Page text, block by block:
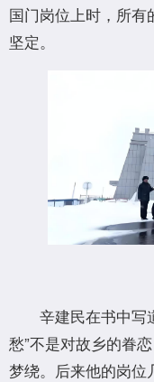
国门岗位上时，所有
坚定。
辛建民在书中写
愁”不是对故乡的眷
梦绕。后来他的岗位